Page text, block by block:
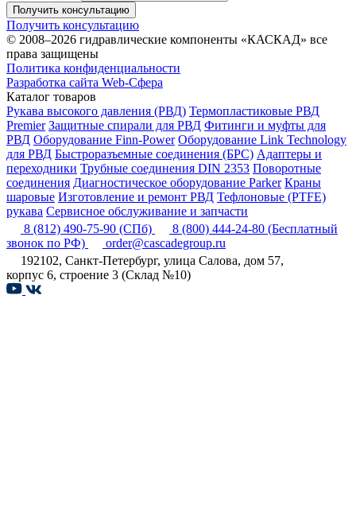
Получить консультацию
Получить консультацию
© 2008–2026 гидравлические компоненты «КАСКАД» все
права защищены
Политика конфиденциальности
Разработка сайта Web-Сфера
Каталог товаров
Рукава высокого давления (РВД) Термопластиковые РВД
Premier Защитные спирали для РВД Фитинги и муфты для
РВД Оборудование Finn-Power Оборудование Link Technology
для РВД Быстроразъемные соединения (БРС) Адаптеры и
переходники Трубные соединения DIN 2353 Поворотные
соединения Диагностическое оборудование Parker Краны
шаровые Изготовление и ремонт РВД Тефлоновые (PTFE)
рукава Сервисное обслуживание и запчасти
8 (812) 490-75-90 (СПб) 8 (800) 444-24-80 (Бесплатный
звонок по РФ)
order@cascadegroup.ru
192102, Санкт-Петербург, улица Салова, дом 57,
корпус 6, строение 3 (Склад №10)